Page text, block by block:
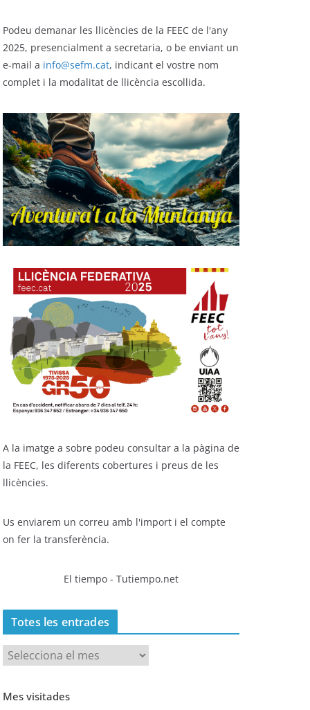
Podeu demanar les llicències de la FEEC de l'any
2025, presencialment a secretaria, o be enviant un
e-mail a info@sefm.cat, indicant el vostre nom
complet i la modalitat de llicència escollida.
A la imatge a sobre podeu consultar a la pàgina de
la FEEC, les diferents cobertures i preus de les
llicències.
Us enviarem un correu amb l'import i el compte
on fer la transferència.
El tiempo - Tutiempo.net
Totes les entrades
o
e
Mes visitades